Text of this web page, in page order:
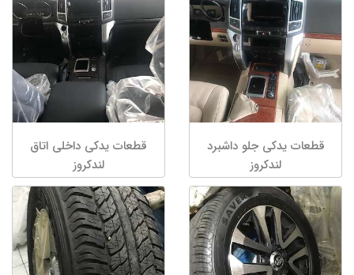
قطعات یدکی جلو داشبرد
لندکروز
قطعات یدکی داخلی اتاق
لندکروز